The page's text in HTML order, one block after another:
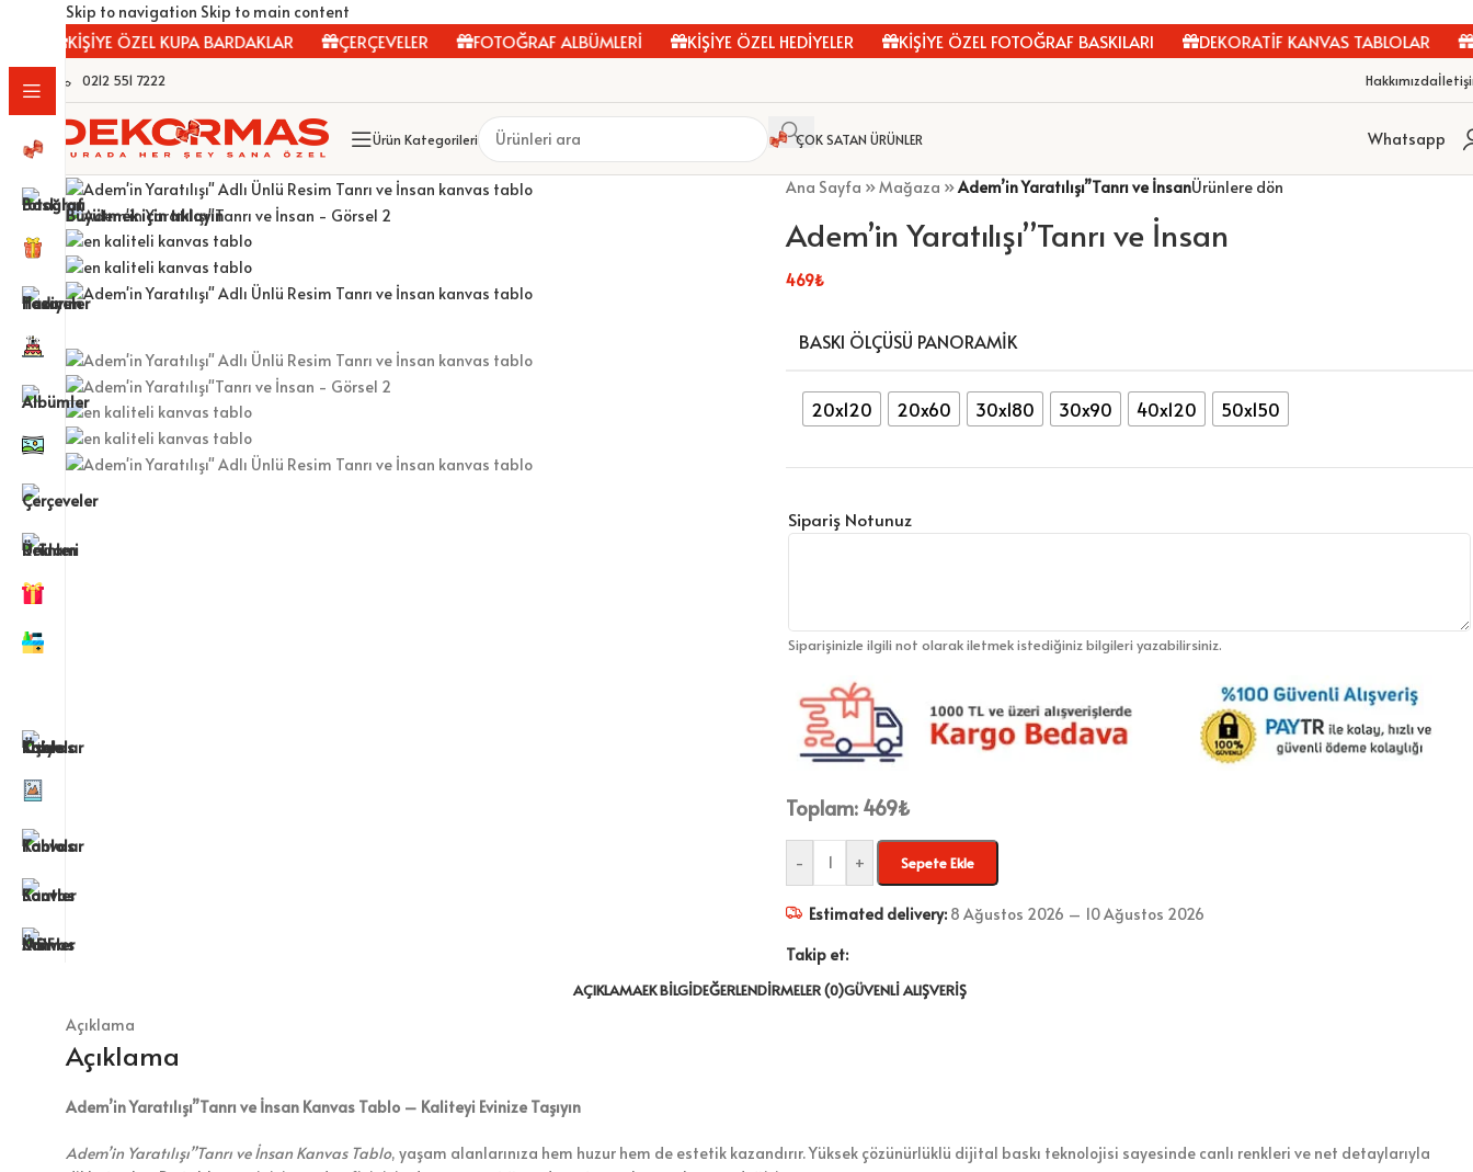
Skip to navigation Skip to main content
KİŞİYE ÖZEL KUPA BARDAKLAR ÇERÇEVELER FOTOĞRAF ALBÜMLERİ KİŞİYE ÖZEL HEDİYELER KİŞİYE ÖZEL FOTOĞRAF BASKILARI DEKORATİF KANVAS TABLOLAR
0212 551 7222 Hakkımızda
Ürün Kategorileri ÇOK SATAN ÜRÜNLER Whatsapp
Büyütmek için tıklayın
Ana Sayfa »Mağaza »Adem’in Yaratılışı”Tanrı ve İnsanÜrünlere dön
Adem’in Yaratılışı”Tanrı ve İnsan
469₺
BASKI ÖLÇÜSÜ PANORAMIK
20x120 20x60 30x180 30x90 40x120 50x150
Sipariş Notunuz
Siparişinizle ilgili not olarak iletmek istediğiniz bilgileri yazabilirsiniz.
Toplam: 469₺
- + Sepete Ekle
Estimated delivery: 8 Ağustos 2026 – 10 Ağustos 2026
Takip et:
AÇIKLAMAEK BILGIDEĞERLENDIRMELER (0)GÜVENLI ALIŞVERIŞ
Açıklama
Açıklama
Adem’in Yaratılışı”Tanrı ve İnsan Kanvas Tablo – Kaliteyi Evinize Taşıyın
Adem’in Yaratılışı”Tanrı ve İnsan Kanvas Tablo, yaşam alanlarınıza hem huzur hem de estetik kazandırır. Yüksek çözünürlüklü dijital baskı teknolojisi sayesinde canlı renkleri ve net detaylarıyla